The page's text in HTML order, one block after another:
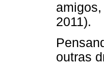
2011).
outras